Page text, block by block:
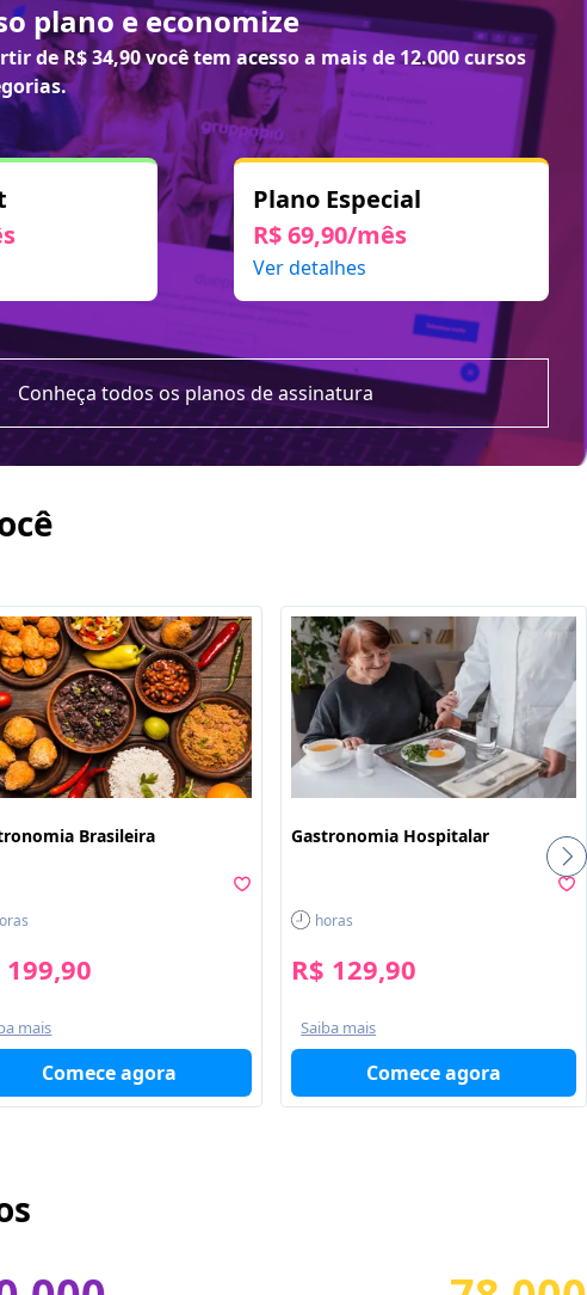
plano e economize
deR$ 34,90você tem acesso a mais de 12.000 cursos
Plano Especial
R$ 69,90/mês
Ver detalhes
Conheça todos os planos de assinatura
Brasileira
199,90
mais
Comece agora
Gastronomia Hospitalar
horas
R$ 129,90
Saiba mais
Comece agora